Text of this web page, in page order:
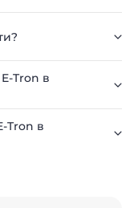
Tron в
Tron в